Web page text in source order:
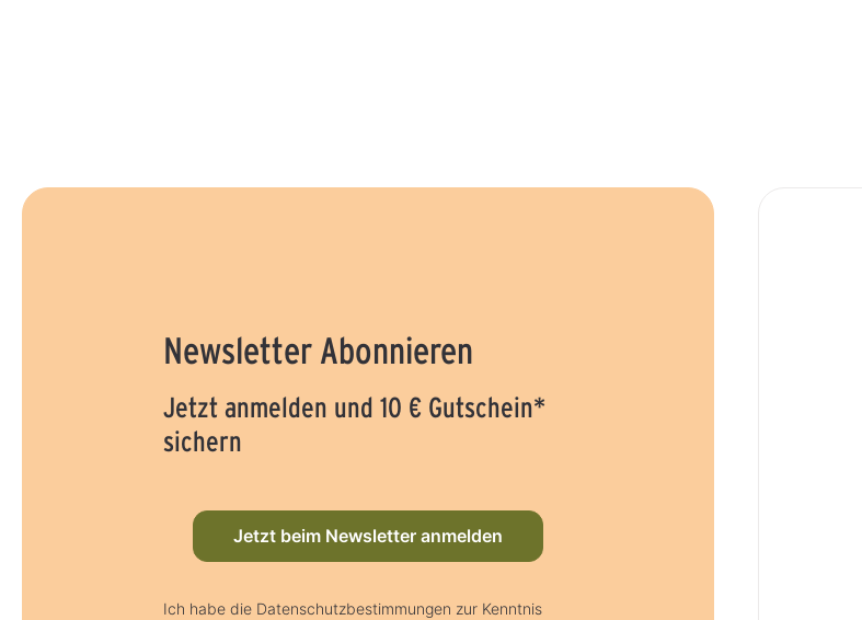
Newsletter Abonnieren
Jetzt anmelden und 10 € Gutschein*
sichern
Jetzt beim Newsletter anmelden
Ich habe die Datenschutzbestimmungen zur Kenntnis